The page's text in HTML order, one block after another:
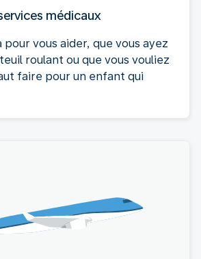
médicaux
pour vous aider, que vous ayez
roulant ou que vous vouliez
faire pour un enfant qui